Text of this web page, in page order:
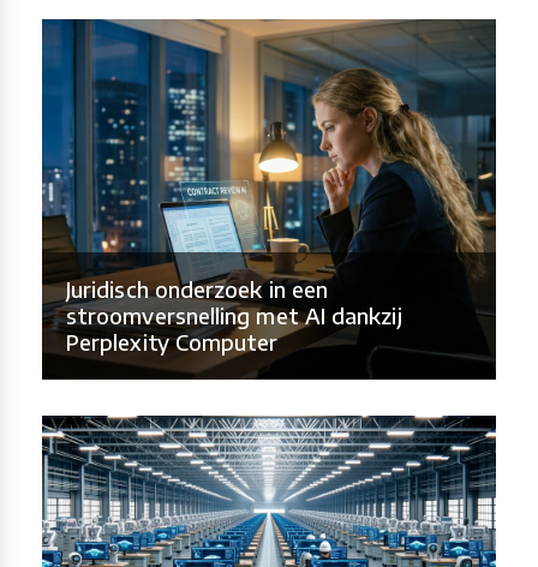
Juridisch onderzoek in een
stroomversnelling met AI dankzij
Perplexity Computer